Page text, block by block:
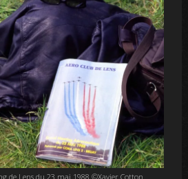
de Lens du 23 mai 1988 ©Xavier Cotton